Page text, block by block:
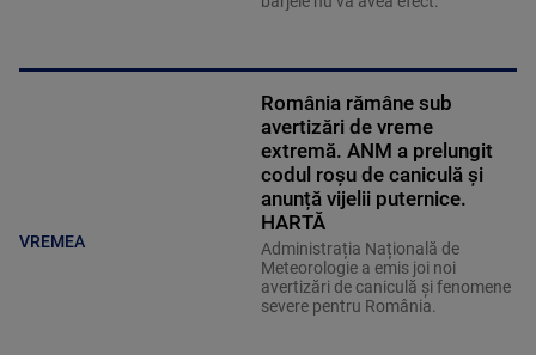
VREMEA
România rămâne sub
avertizări de vreme
extremă. ANM a prelungit
codul roșu de caniculă și
anunță vijelii puternice.
HARTĂ
Administrația Națională de
Meteorologie a emis joi noi
avertizări de caniculă și fenomene
severe pentru România.